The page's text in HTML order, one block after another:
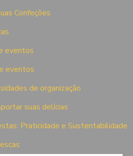
Confeções
eventos
eventos
de organização
suas delícias
Praticidade e Sustentabilidade